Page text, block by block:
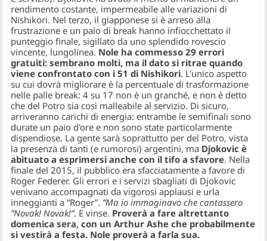
rendimento costante, impermeabile alle variazioni di
Nishikori. Nel terzo, il giapponese si è arreso alla
frustrazione e un paio di break hanno infiocchettato il
punteggio finale, sigillato da uno splendido rovescio
vincente, lungolinea. Nole ha commesso 29 errori
gratuiti: sembrano molti, ma il dato si ritrae quando
viene confrontato con i 51 di Nishikori. L'unico aspetto
su cui dovrà migliorare è la percentuale di trasformazione
nelle palle break: 4 su 17 non è un granché, e non è detto
che del Potro sia così malleabile al servizio. Di sicuro,
arriveranno carichi di energia: entrambe le semifinali sono
durate un paio d'ore e non sono state particolarmente
dispendiose. La gente sarà soprattutto per del Potro, vista
la presenza di tanti (e rumorosi) argentini, ma Djokovic è
abituato a esprimersi anche con il tifo a sfavore. Nella
finale del 2015, il pubblico era sfacciatamente a favore di
Roger Federer. Gli errori e i servizi sbagliati di Djokovic
venivano accompagnati da vigorosi applausi e urla
inneggianti a “Roger”. “Ma io immaginavo che cantassero
”Novak! Novak!”. E vinse. Proverà a fare altrettanto
domenica sera, con un Arthur Ashe che probabilmente
si vestirà a festa. Nole proverà a farla sua.